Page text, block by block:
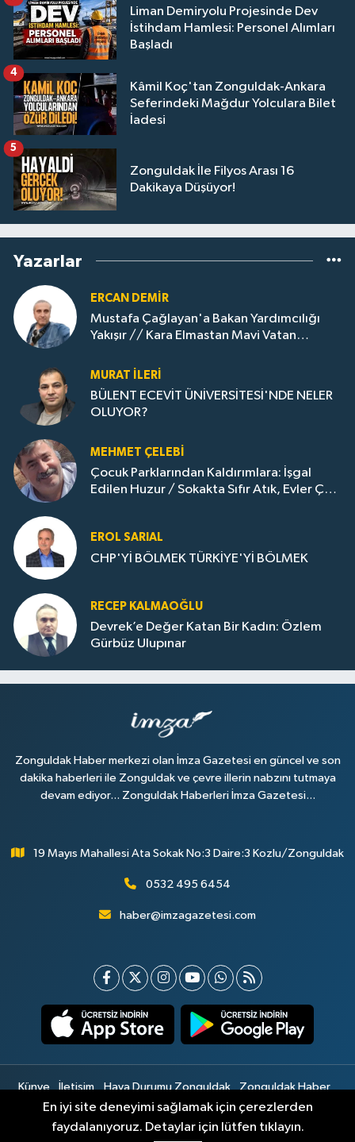
Liman Demiryolu Projesinde Dev
İstihdam Hamlesi: Personel Alımları
Başladı
Kâmil Koç'tan Zonguldak-Ankara
Seferindeki Mağdur Yolculara Bilet
İadesi
4
Zonguldak İle Filyos Arası 16
Dakikaya Düşüyor!
5
Yazarlar
ERCAN DEMIR
Mustafa Çağlayan'a Bakan Yardımcılığı
Yakışır // ​Kara Elmastan Mavi Vatan
MURAT İLERI
BÜLENT ECEVİT ÜNİVERSİTESİ'NDE NELER
OLUYOR?
MEHMET ÇELEBI
Çocuk Parklarından Kaldırımlara: İşgal
Edilen Huzur / Sokakta Sıfır Atık, Evler Çöp
EROL SARIAL
CHP'Yİ BÖLMEK TÜRKİYE'Yİ BÖLMEK
RECEP KALMAOĞLU
Devrek’e Değer Katan Bir Kadın: Özlem
Gürbüz Ulupınar
Zonguldak Haber merkezi olan İmza Gazetesi en güncel ve son
dakika haberleri ile Zonguldak ve çevre illerin nabzını tutmaya
devam ediyor... Zonguldak Haberleri İmza Gazetesi...
19 Mayıs Mahallesi Ata Sokak No:3 Daire:3 Kozlu/Zonguldak
0532 495 6454
haber@imzagazetesi.com
Künye İletişim Hava Durumu Zonguldak
Zonguldak Haber
Gizlilik Sözleşmesi
Hizmet Şartları Sitemap
En iyi site deneyimi sağlamak için çerezlerden
faydalanıyoruz. Detaylar için lütfen tıklayın.